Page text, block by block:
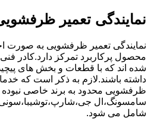
نمایندگی تعمیر
نمایندگی تعمیر ظرفشویی به صورت
محصول پرکاربرد تمرکز دارد.کادر
شده اند که با قطعات و بخش های
داشته باشند.لازم به ذکر است که
ظرفشویی محدود به برند خاصی نبوده
سامسونگ،ال
شامل می شود.